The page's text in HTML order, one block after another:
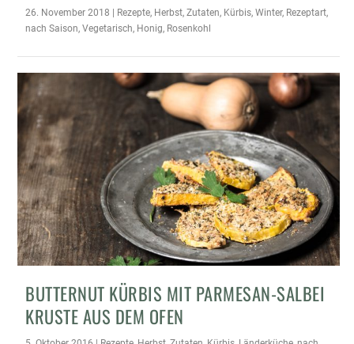
26. November 2018 Rezepte, Herbst,Zutaten, Kürbis,Winter, Rezeptart,
nach Saison,Vegetarisch, Honig, Rosenkohl
BUTTERNUT KÜRBIS MIT PARMESAN-SALBEI
KRUSTE AUS DEM OFEN